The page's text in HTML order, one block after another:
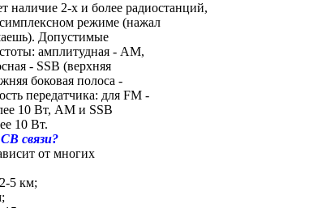
наличие 2-х и более радиостанций,
режиме (нажал
Допустимые
амплитудная - AМ,
- SSB (верхняя
боковая полоса -
передатчика: для FM -
10 Вт, АМ и SSB
10 Вт.
связи?
от многих
5 км;